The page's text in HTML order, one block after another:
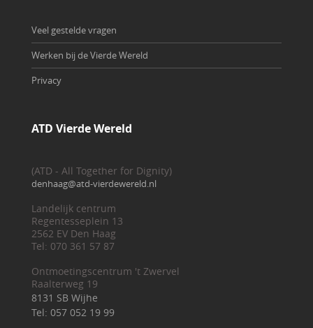
Veel gestelde vragen
Werken bij de Vierde Wereld
Privacy
ATD Vierde Wereld
(ATD - All Together for Dignity)
denhaag@atd-vierdewereld.nl
Landelijk centrum
Regentesseplein 13
2562 EV Den Haag
Tel: 070 361 57 87
Ontmoetingscentrum 't Zwervel
Raalterweg 19
8131 SB Wijhe
Tel: 057 052 19 99